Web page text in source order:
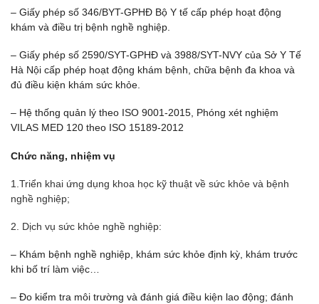
– Giấy phép số 346/BYT-GPHĐ Bộ Y tế cấp phép hoạt động
khám và điều trị bệnh nghề nghiệp.
– Giấy phép số 2590/SYT-GPHĐ và 3988/SYT-NVY của Sở Y Tế
Hà Nội cấp phép hoạt động khám bệnh, chữa bệnh đa khoa và
đủ điều kiện khám sức khỏe.
– Hệ thống quản lý theo ISO 9001-2015, Phóng xét nghiệm
VILAS MED 120 theo ISO 15189-2012
Chức năng, nhiệm vụ
1.Triển khai ứng dụng khoa học kỹ thuật về sức khỏe và bệnh
nghề nghiệp;
2. Dịch vụ sức khỏe nghề nghiệp:
– Khám bệnh nghề nghiệp, khám sức khỏe định kỳ, khám trước
khi bố trí làm việc…
– Đo kiểm tra môi trường và đánh giá điều kiện lao động; đánh